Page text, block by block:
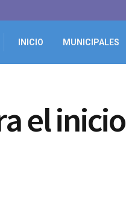
INICIO MUNICIPALES
el